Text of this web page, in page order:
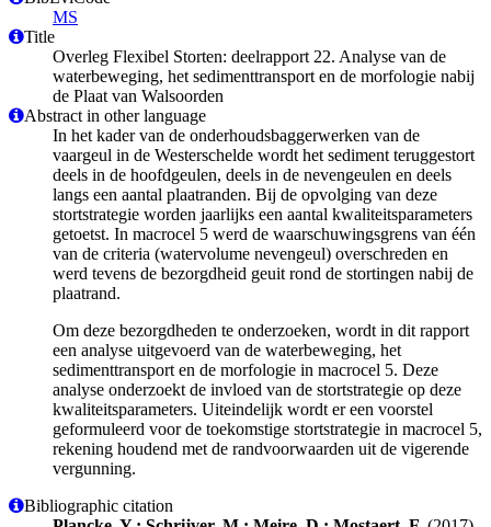
MS
Title
Overleg Flexibel Storten: deelrapport 22. Analyse van de
waterbeweging, het sedimenttransport en de morfologie nabij
de Plaat van Walsoorden
Abstract in other language
In het kader van de onderhoudsbaggerwerken van de
vaargeul in de Westerschelde wordt het sediment teruggestort
deels in de hoofdgeulen, deels in de nevengeulen en deels
langs een aantal plaatranden. Bij de opvolging van deze
stortstrategie worden jaarlijks een aantal kwaliteitsparameters
getoetst. In macrocel 5 werd de waarschuwingsgrens van één
van de criteria (watervolume nevengeul) overschreden en
werd tevens de bezorgdheid geuit rond de stortingen nabij de
plaatrand.
Om deze bezorgdheden te onderzoeken, wordt in dit rapport
een analyse uitgevoerd van de waterbeweging, het
sedimenttransport en de morfologie in macrocel 5. Deze
analyse onderzoekt de invloed van de stortstrategie op deze
kwaliteitsparameters. Uiteindelijk wordt er een voorstel
geformuleerd voor de toekomstige stortstrategie in macrocel 5,
rekening houdend met de randvoorwaarden uit de vigerende
vergunning.
Bibliographic citation